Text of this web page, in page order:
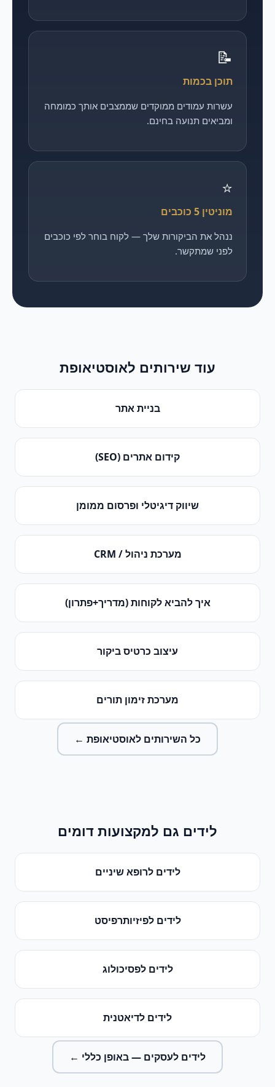
📝
תוכן בכמות
עשרות עמודים ממוקדים שממצבים אותך כמומחה
ומביאים תנועה בחינם.
⭐
מוניטין 5 כוכבים
ננהל את הביקורות שלך — לקוח בוחר לפי כוכבים
לפני שמתקשר.
עוד שירותים לאוסטיאופת
בניית אתר
קידום אתרים (SEO)
שיווק דיגיטלי ופרסום ממומן
מערכת ניהול / CRM
איך להביא לקוחות (מדריך+פתרון)
עיצוב כרטיס ביקור
מערכת זימון תורים
כל השירותים לאוסטיאופת ←
לידים גם למקצועות דומים
לידים לרופא שיניים
לידים לפיזיותרפיסט
לידים לפסיכולוג
לידים לדיאטנית
לידים לעסקים — באופן כללי ←